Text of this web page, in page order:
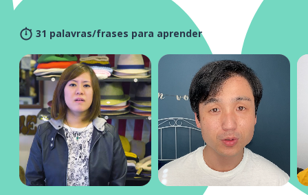
31 palavras/frases para aprender